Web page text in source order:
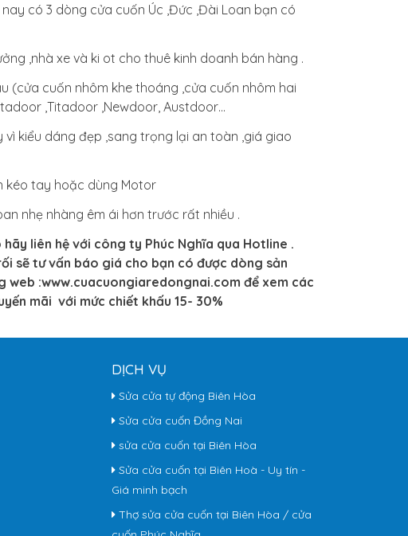
có 3 dòng cửa cuốn Úc ,Đức ,Đài Loan bạn có
,nhà xe và ki ot cho thuê kinh doanh bán hàng .
(cửa cuốn nhôm khe thoáng ,cửa cuốn nhôm hai
,Titadoor ,Newdoor, Austdoor…
kiểu dáng đẹp ,sang trọng lại an toàn ,giá giao
kéo tay hoặc dùng Motor
nhẹ nhàng êm ái hơn trước rất nhiều .
liên hệ với công ty Phúc Nghĩa qua Hotline .
sẽ tư vấn báo giá cho bạn có được dòng sản
:www.cuacuongiaredongnai.com để xem các
mãi với mức chiết khấu 15- 30%
DỊCH VỤ
Sửa cửa tự động Biên Hòa
Sửa cửa cuốn Đồng Nai
sửa cửa cuốn tại Biên Hòa
Sửa cửa cuốn tại Biên Hoà - Uy tín -
Giá minh bạch
Thợ sửa cửa cuốn tại Biên Hòa / cửa